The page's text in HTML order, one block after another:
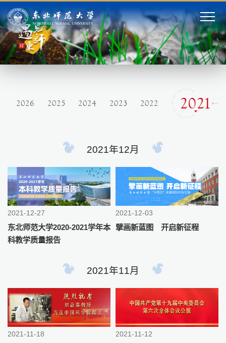
2026 2025 2024 2023 2022 2021
2021年12月
2021-12-27
东北师范大学2020-2021学年本
科教学质量报告
2021-12-03
擘画新蓝图 开启新征程
2021年11月
2021-11-18 2021-11-12